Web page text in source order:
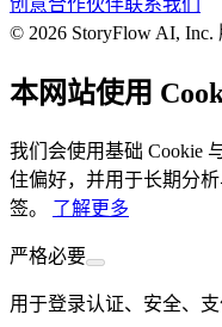
创意合作伙伴联系我们
© 2026 StoryFlow AI, Inc.
本网站使用
我们会使用基础 Cookie
住偏好，并用于长期分
签。
了解更多
严格必要
用于登录认证、安全、支